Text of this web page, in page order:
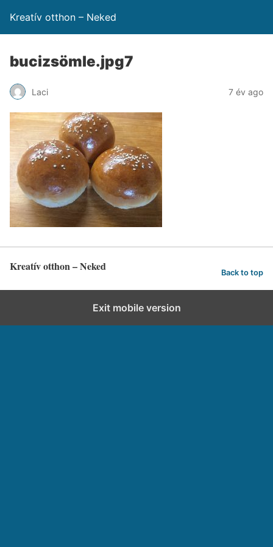
Kreatív otthon – Neked
bucizsömle.jpg7
Laci 7 év ago
Kreatív otthon – Neked Back to top
Exit mobile version